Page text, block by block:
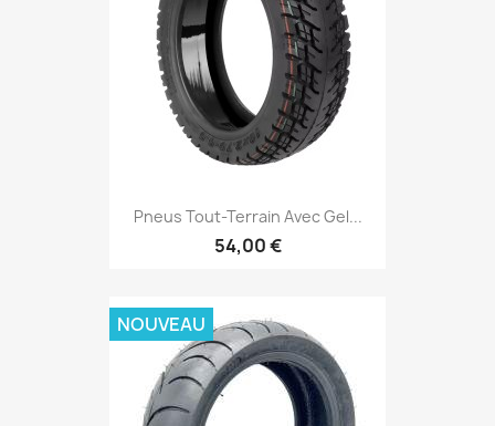
Pneus Tout-Terrain Avec Gel...
54,00 €
NOUVEAU